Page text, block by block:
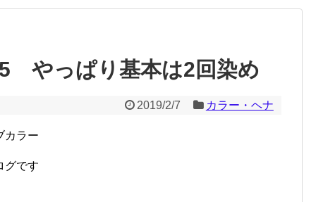
やっぱり基本は2回染め
2019/2/7 カラー・ヘナ
ラー
グです